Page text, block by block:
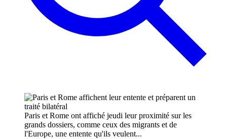
Paris et Rome ont affiché jeudi leur proximité sur les
grands dossiers, comme ceux des migrants et de
l'Europe, une entente qu'ils veulent...